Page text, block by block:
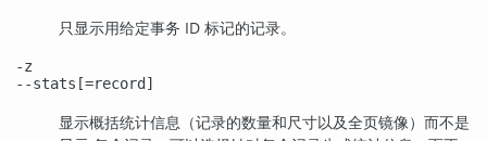
只显示用给定事务 ID 标记的记录。
-z
--stats[=record]
显示概括统计信息（记录的数量和尺寸以及全页镜像）而不是